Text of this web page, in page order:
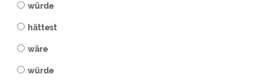
würde
hättest
wäre
würde